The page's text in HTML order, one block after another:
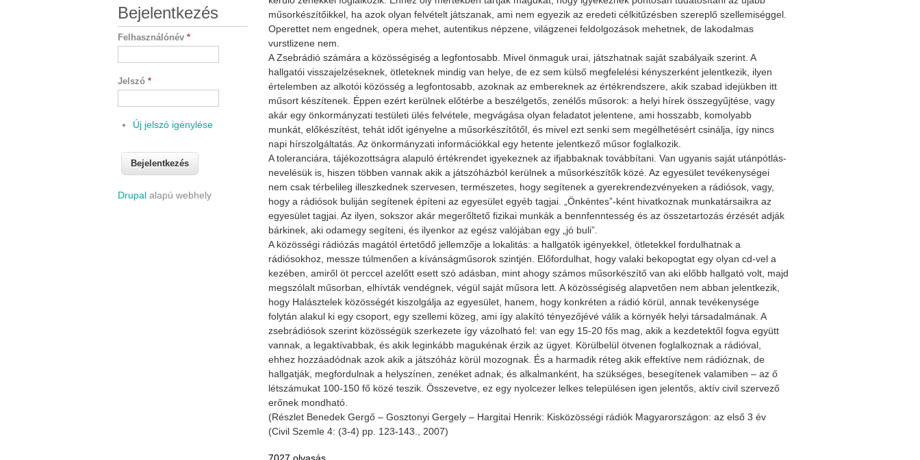
műsorkészítőikkel, ha azok olyan felvételt játszanak, ami nem egyezik az eredeti célkitűzésben szereplő szellemiséggel.
Operettet nem engednek, opera mehet, autentikus népzene, világzenei feldolgozások mehetnek, de lakodalmas
vurstlizene nem.
A Zsebrádió számára a közösségiség a legfontosabb. Mivel önmaguk urai, játszhatnak saját szabályaik szerint. A
hallgatói visszajelzéseknek, ötleteknek mindig van helye, de ez sem külső megfelelési kényszerként jelentkezik, ilyen
értelemben az alkotói közösség a legfontosabb, azoknak az embereknek az értékrendszere, akik szabad idejükben itt
műsort készítenek. Éppen ezért kerülnek előtérbe a beszélgetős, zenélős műsorok: a helyi hírek összegyűjtése, vagy
akár egy önkormányzati testületi ülés felvétele, megvágása olyan feladatot jelentene, ami hosszabb, komolyabb
munkát, előkészítést, tehát időt igényelne a műsorkészítőtől, és mivel ezt senki sem megélhetésért csinálja, így nincs
napi hírszolgáltatás. Az önkormányzati információkkal egy hetente jelentkező műsor foglalkozik.
A toleranciára, tájékozottságra alapuló értékrendet igyekeznek az ifjabbaknak továbbítani. Van ugyanis saját utánpótlás-
nevelésük is, hiszen többen vannak akik a játszóházból kerülnek a műsorkészítők közé. Az egyesület tevékenységei
nem csak térbelileg illeszkednek szervesen, természetes, hogy segítenek a gyerekrendezvényeken a rádiósok, vagy,
hogy a rádiósok buliján segítenek építeni az egyesület egyéb tagjai. „Önkéntes”-ként hivatkoznak munkatársaikra az
egyesület tagjai. Az ilyen, sokszor akár megerőltető fizikai munkák a bennfenntesség és az összetartozás érzését adják
bárkinek, aki odamegy segíteni, és ilyenkor az egész valójában egy „jó buli”.
A közösségi rádiózás magától értetődő jellemzője a lokalitás: a hallgatók igényekkel, ötletekkel fordulhatnak a
rádiósokhoz, messze túlmenően a kívánságműsorok szintjén. Előfordulhat, hogy valaki bekopogtat egy olyan cd-vel a
kezében, amiről öt perccel azelőtt esett szó adásban, mint ahogy számos műsorkészítő van aki előbb hallgató volt, majd
megszólalt műsorban, elhívták vendégnek, végül saját műsora lett. A közösségiség alapvetően nem abban jelentkezik,
hogy Halásztelek közösségét kiszolgálja az egyesület, hanem, hogy konkréten a rádió körül, annak tevékenysége
folytán alakul ki egy csoport, egy szellemi közeg, ami így alakító tényezőjévé válik a környék helyi társadalmának. A
zsebrádiósok szerint közösségük szerkezete így vázolható fel: van egy 15-20 fős mag, akik a kezdetektől fogva együtt
vannak, a legaktívabbak, és akik leginkább magukénak érzik az ügyet. Körülbelül ötvenen foglalkoznak a rádióval,
ehhez hozzáadódnak azok akik a játszóház körül mozognak. És a harmadik réteg akik effektíve nem rádióznak, de
hallgatják, megfordulnak a helyszínen, zenéket adnak, és alkalmanként, ha szükséges, besegítenek valamiben – az ő
létszámukat 100-150 fő közé teszik. Összevetve, ez egy nyolcezer lelkes településen igen jelentős, aktív civil szervező
erőnek mondható.
(Részlet Benedek Gergő – Gosztonyi Gergely – Hargitai Henrik: Kisközösségi rádiók Magyarországon: az első 3 év
(Civil Szemle 4: (3-4) pp. 123-143., 2007)
Bejelentkezés
Felhasználónév *
Jelszó *
Új jelszó igénylése
Drupal alapú webhely